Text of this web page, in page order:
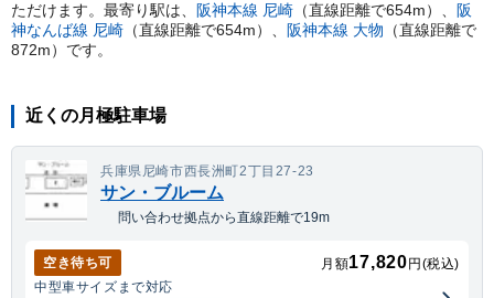
ただけます。 最寄り駅は、 阪神本線 尼崎 （直線距離で654m）
阪
神なんば線 尼崎 （直線距離で654m） 阪神本線 大物 （直線距離で
872m） です。
近くの月極駐車場
兵庫県尼崎市西長洲町2丁目27-23
サン・ブルーム
問い合わせ拠点から直線距離で19m
空き待ち可 月額17,820 円(税込)
中型車サイズまで対応